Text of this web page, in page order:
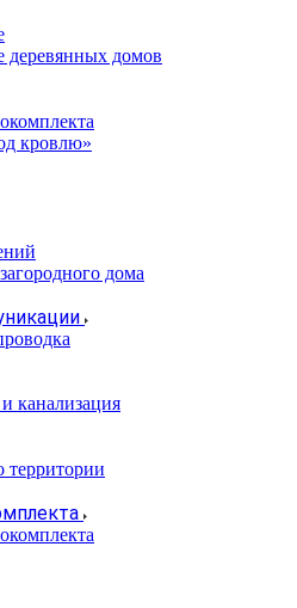
деревянных домов
кровлю»
дома
канализация
территории